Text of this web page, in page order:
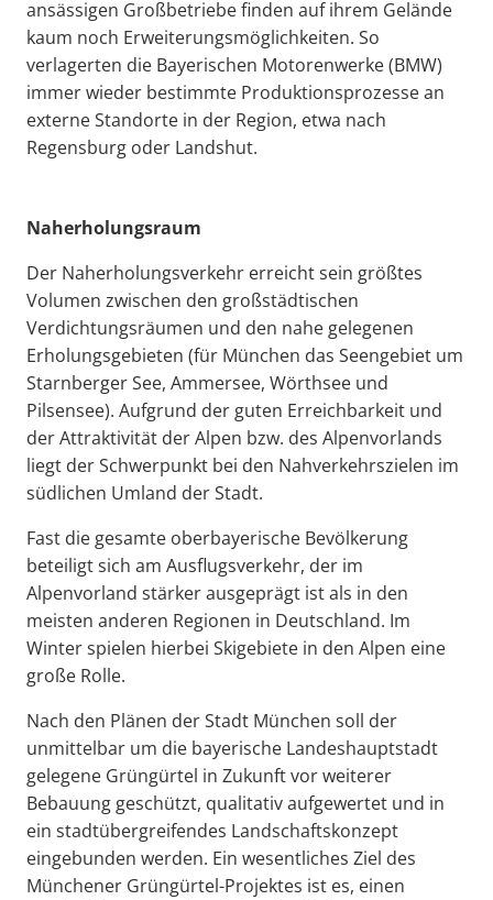
ansässigen Großbetriebe finden auf ihrem Gelände
kaum noch Erweiterungsmöglichkeiten. So
verlagerten die Bayerischen Motorenwerke (BMW)
immer wieder bestimmte Produktionsprozesse an
externe Standorte in der Region, etwa nach
Regensburg oder Landshut.
Naherholungsraum
Der Naherholungsverkehr erreicht sein größtes
Volumen zwischen den großstädtischen
Verdichtungsräumen und den nahe gelegenen
Erholungsgebieten (für München das Seengebiet um
Starnberger See, Ammersee, Wörthsee und
Pilsensee). Aufgrund der guten Erreichbarkeit und
der Attraktivität der Alpen bzw. des Alpenvorlands
liegt der Schwerpunkt bei den Nahverkehrszielen im
südlichen Umland der Stadt.
Fast die gesamte oberbayerische Bevölkerung
beteiligt sich am Ausflugsverkehr, der im
Alpenvorland stärker ausgeprägt ist als in den
meisten anderen Regionen in Deutschland. Im
Winter spielen hierbei Skigebiete in den Alpen eine
große Rolle.
Nach den Plänen der Stadt München soll der
unmittelbar um die bayerische Landeshauptstadt
gelegene Grüngürtel in Zukunft vor weiterer
Bebauung geschützt, qualitativ aufgewertet und in
ein stadtübergreifendes Landschaftskonzept
eingebunden werden. Ein wesentliches Ziel des
Münchener Grüngürtel-Projektes ist es, einen